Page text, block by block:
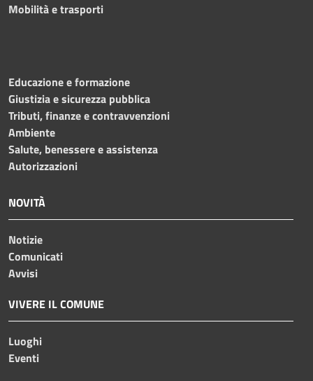
Mobilità e trasporti
Educazione e formazione
Giustizia e sicurezza pubblica
Tributi, finanze e contravvenzioni
Ambiente
Salute, benessere e assistenza
Autorizzazioni
NOVITÀ
Notizie
Comunicati
Avvisi
VIVERE IL COMUNE
Luoghi
Eventi